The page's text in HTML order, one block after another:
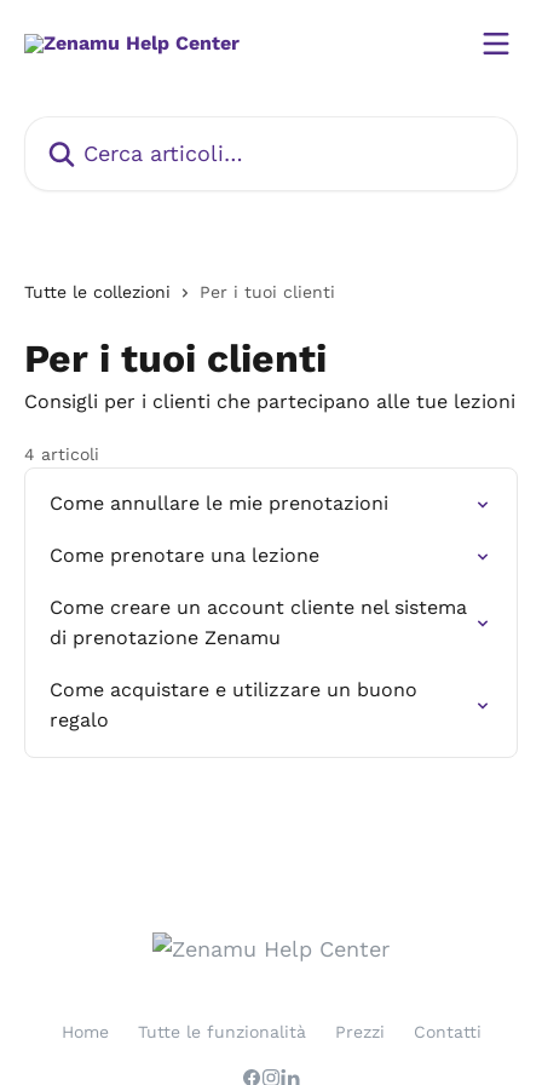
Tutte le collezioni Per i tuoi clienti
Per i tuoi clienti
Consigli per i clienti che partecipano alle tue lezioni
4 articoli
Come annullare le mie prenotazioni
Come prenotare una lezione
Come creare un account cliente nel sistema
di prenotazione Zenamu
Come acquistare e utilizzare un buono
regalo
Home Tutte le funzionalità Prezzi Contatti